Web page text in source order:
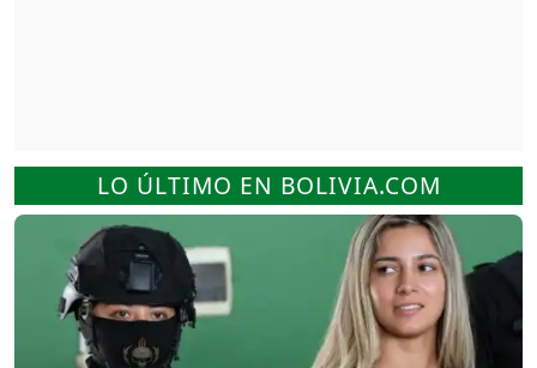
LO ÚLTIMO EN BOLIVIA.COM